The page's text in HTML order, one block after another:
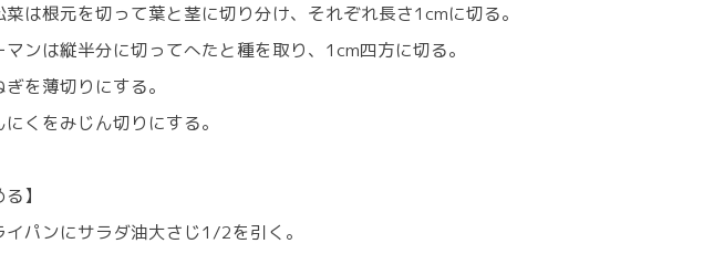
菜は根元を切って葉と茎に切り分け、それぞれ長さ1cmに切る。
マンは縦半分に切ってへたと種を取り、1cm四方に切る。
ぎを薄切りにする。
にくをみじん切りにする。
】
イパンにサラダ油大さじ1/2を引く。